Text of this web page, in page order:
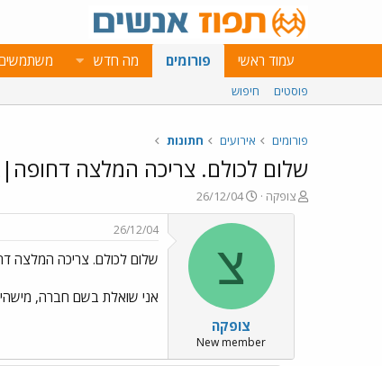
עמוד ראשי פורומים מה חדש
פוסטים חיפוש
פורומים אירועים חתונות
שלום לכולם. צריכה המלצה
פ
ו
צופקה
פ
ו
ר
ם
ב
א
ר
י
ך
26/12/04
צ
צופקה
New member
26/12/04
שלום לכולם. צריכה המלצה
אני שואלת בשם חברה, מישהי